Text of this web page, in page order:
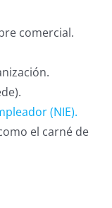
comercial.
(NIE).
el carné de